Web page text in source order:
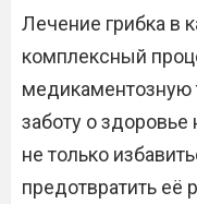
Лечение грибка в
комплексный
медикаментозную
заботу о здоровье
не только
предотвратить